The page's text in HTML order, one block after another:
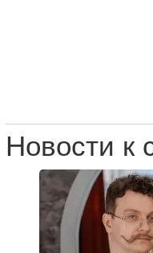
Новости к